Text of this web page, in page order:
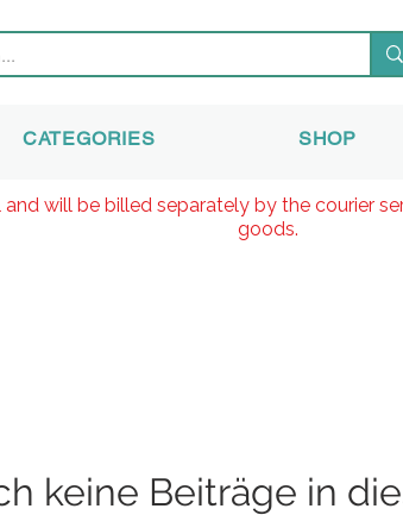
CATEGORIES SHOP
keine Beiträge in
and will be billed separately by the courier
goods.